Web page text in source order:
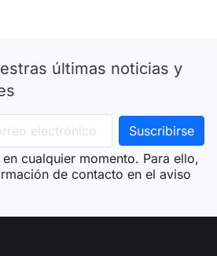
últimas noticias y
cualquier momento. Para ello,
de contacto en el aviso